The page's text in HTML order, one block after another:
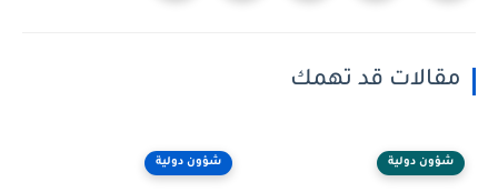
مقالات قد تهمك
شؤون دولية شؤون دولية